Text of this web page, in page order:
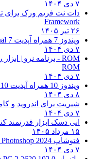
۷ دی ۱۴۰۴
دات نت فریم ورک برای
Framework
۲۶ تیر ۱۴۰۵
ویندوز 7 همراه آپدیت 7 SP1
۷ دی ۱۴۰۴
ROM - برنامه نرو | ابزار رایت حرفه ای و
ROM
۷ دی ۱۴۰۴
ویندوز 10 همراه آپدیت 10 22H2
۸ دی ۱۴۰۴
شیریت برای اندروید و
۷ دی ۱۴۰۴
انی دسک ابزار قدرتمند
۱۵ مرداد ۱۴۰۵
فتوشاپ CC 2025 2024
۷ دی ۱۴۰۴